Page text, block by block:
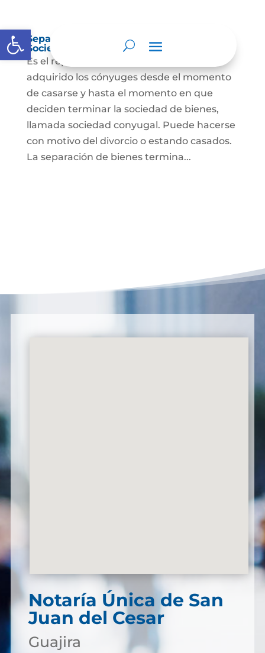
Abrir barra de herramientas
Separación de Bienes o Liquidación de
Sociedad Conyugal
Es el reparto de los bienes que han
adquirido los cónyuges desde el momento
de casarse y hasta el momento en que
deciden terminar la sociedad de bienes,
llamada sociedad conyugal. Puede hacerse
con motivo del divorcio o estando casados.
La separación de bienes termina...
Notaría Única de San
Juan del Cesar
Guajira